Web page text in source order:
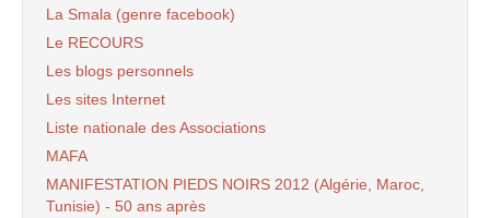
La Smala (genre facebook)
Le RECOURS
Les blogs personnels
Les sites Internet
Liste nationale des Associations
MAFA
MANIFESTATION PIEDS NOIRS 2012 (Algérie, Maroc,
Tunisie) - 50 ans après